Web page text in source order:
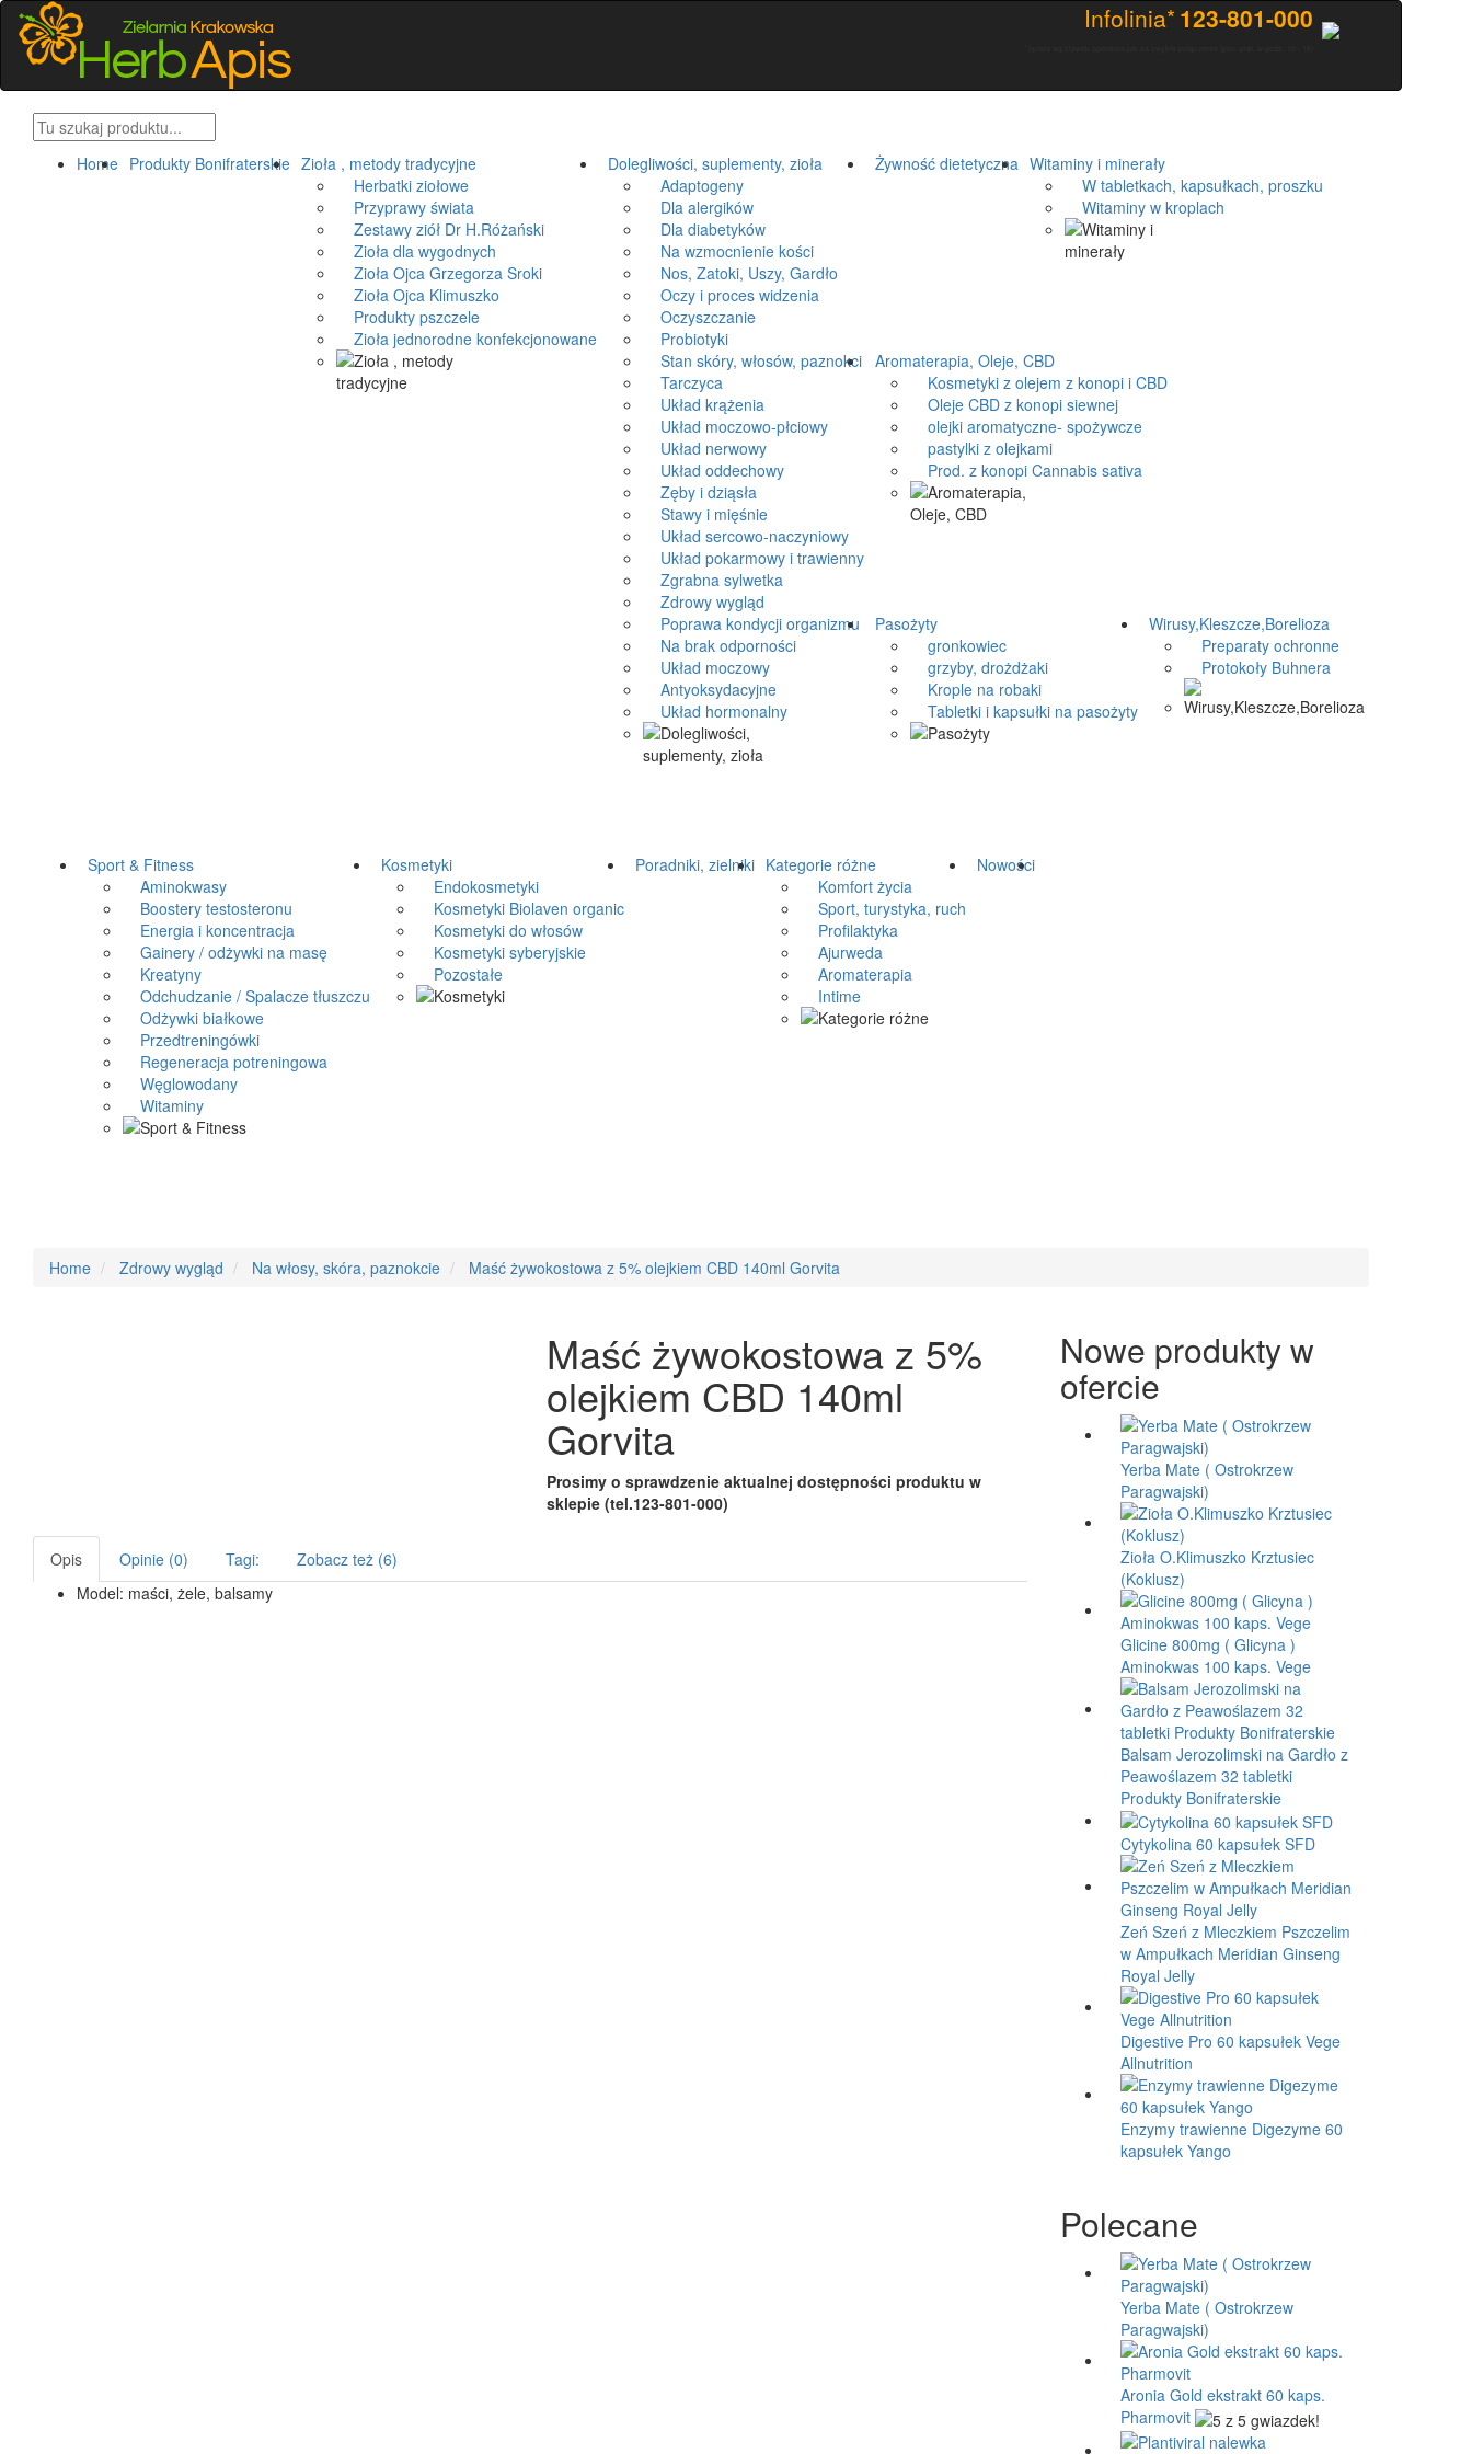
Infolinia* 123-801-000
Home Produkty Bonifraterskie Zioła , metody tradycyjne
Herbatki ziołowe
Przyprawy świata
Zestawy ziół Dr H.Różański
Zioła dla wygodnych
Zioła Ojca Grzegorza Sroki
Zioła Ojca Klimuszko
Produkty pszczele
Zioła jednorodne konfekcjonowane
Dolegliwości, suplementy, zioła
Adaptogeny
Dla alergików
Dla diabetyków
Na wzmocnienie kości
Nos, Zatoki, Uszy, Gardło
Oczy i proces widzenia
Oczyszczanie
Probiotyki
Stan skóry, włosów, paznokci
Tarczyca
Układ krążenia
Układ moczowo-płciowy
Układ nerwowy
Układ oddechowy
Zęby i dziąsła
Stawy i mięśnie
Układ sercowo-naczyniowy
Układ pokarmowy i trawienny
Zgrabna sylwetka
Zdrowy wygląd
Poprawa kondycji organizmu
Na brak odporności
Układ moczowy
Antyoksydacyjne
Układ hormonalny
Żywność dietetyczna Witaminy i minerały
W tabletkach, kapsułkach, proszku
Witaminy w kroplach
Aromaterapia, Oleje, CBD
Kosmetyki z olejem z konopi i CBD
Oleje CBD z konopi siewnej
olejki aromatyczne- spożywcze
pastylki z olejkami
Prod. z konopi Cannabis sativa
Pasożyty
gronkowiec
grzyby, drożdżaki
Krople na robaki
Tabletki i kapsułki na pasożyty
Wirusy,Kleszcze,Borelioza
Preparaty ochronne
Protokoły Buhnera
Sport & Fitness
Aminokwasy
Boostery testosteronu
Energia i koncentracja
Gainery / odżywki na masę
Kreatyny
Odchudzanie / Spalacze tłuszczu
Odżywki białkowe
Przedtreningówki
Regeneracja potreningowa
Węglowodany
Witaminy
Kosmetyki
Endokosmetyki
Kosmetyki Biolaven organic
Kosmetyki do włosów
Kosmetyki syberyjskie
Pozostałe
Poradniki, zielniki Kategorie różne
Komfort życia
Sport, turystyka, ruch
Profilaktyka
Ajurweda
Aromaterapia
Intime
Nowości
Home Zdrowy wygląd Na włosy, skóra, paznokcie Maść żywokostowa z 5% olejkiem CBD 140ml Gorvita
Maść żywokostowa z 5%
olejkiem CBD 140ml
Gorvita
Prosimy o sprawdzenie aktualnej dostępności produktu w
sklepie (tel.123-801-000)
Opis Opinie (0) Tagi:
Zobacz też (6)
Model: maści, żele, balsamy
Nowe produkty w
ofercie
Yerba Mate ( Ostrokrzew
Paragwajski)
Zioła O.Klimuszko Krztusiec
(Koklusz)
Glicine 800mg ( Glicyna )
Aminokwas 100 kaps. Vege
Balsam Jerozolimski na Gardło z
Peawoślazem 32 tabletki
Produkty Bonifraterskie
Cytykolina 60 kapsułek SFD
Zeń Szeń z Mleczkiem Pszczelim
w Ampułkach Meridian Ginseng
Royal Jelly
Digestive Pro 60 kapsułek Vege
Allnutrition
Enzymy trawienne Digezyme 60
kapsułek Yango
Polecane
Yerba Mate ( Ostrokrzew
Paragwajski)
Aronia Gold ekstrakt 60 kaps.
Pharmovit